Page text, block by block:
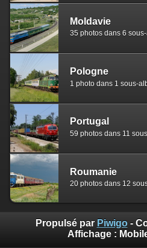
Moldavie
35 photos dans 6
Pologne
1 photo dans 1 sous-
Portugal
59 photos dans 11
Roumanie
20 photos dans 12
Propulsé par Piwigo-
Affichage :